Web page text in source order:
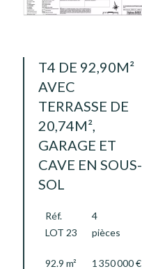
T4 DE 92,90M²
AVEC
TERRASSE DE
20,74M²,
GARAGE ET
CAVE EN SOUS-
SOL
Réf.
LOT 23
4
pièces
92.9 m² 1 350 000 €